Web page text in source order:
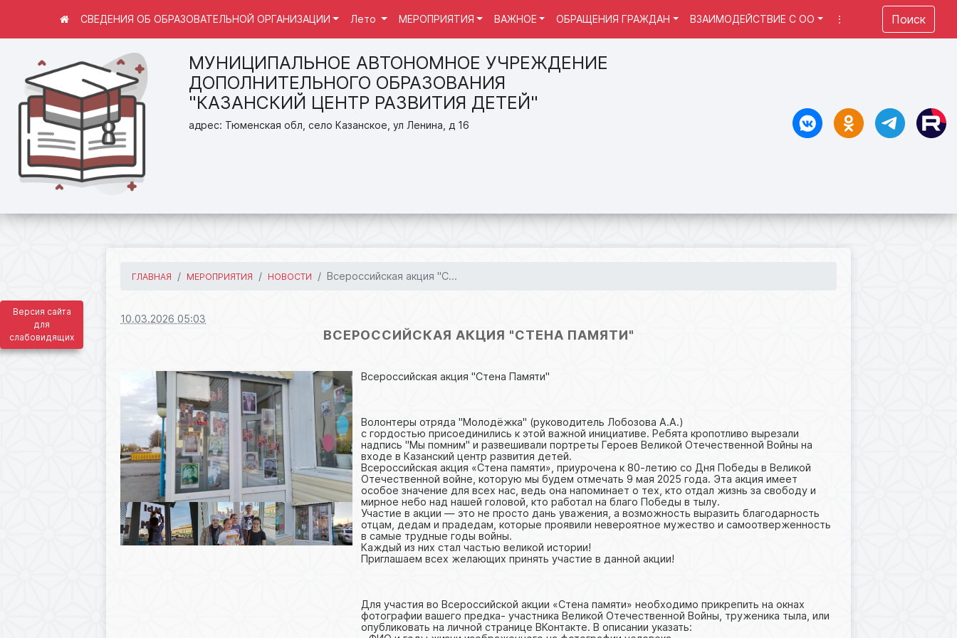
Версия сайта
для
слабовидящих
МУНИЦИПАЛЬНОЕ АВТОНОМНОЕ УЧРЕЖДЕНИЕ
ДОПОЛНИТЕЛЬНОГО ОБРАЗОВАНИЯ
"КАЗАНСКИЙ ЦЕНТР РАЗВИТИЯ ДЕТЕЙ"
адрес: Тюменская обл, село Казанское, ул Ленина, д 16
СВЕДЕНИЯ ОБ ОБРАЗОВАТЕЛЬНОЙ ОРГАНИЗАЦИИ Лето МЕРОПРИЯТИЯ ВАЖНОЕ ОБРАЩЕНИЯ ГРАЖДАН ВЗАИМОДЕЙСТВИЕ С ОО ⋮ Поиск
ГЛАВНАЯ МЕРОПРИЯТИЯ НОВОСТИ Всероссийская акция "С...
10.03.2026 05:03
ВСЕРОССИЙСКАЯ АКЦИЯ "СТЕНА ПАМЯТИ"
Всероссийская акция "Стена Памяти"
Волонтеры отряда "Молодёжка" (руководитель Лобозова А.А.)
с гордостью присоединились к этой важной инициативе. Ребята кропотливо вырезали
надпись "Мы помним" и развешивали портреты Героев Великой Отечественной Войны на
входе в Казанский центр развития детей.
Всероссийская акция «Стена памяти», приурочена к 80-летию со Дня Победы в Великой
Отечественной войне, которую мы будем отмечать 9 мая 2025 года. Эта акция имеет
особое значение для всех нас, ведь она напоминает о тех, кто отдал жизнь за свободу и
мирное небо над нашей головой, кто работал на благо Победы в тылу.
Участие в акции — это не просто дань уважения, а возможность выразить благодарность
отцам, дедам и прадедам, которые проявили невероятное мужество и самоотверженность
в самые трудные годы войны.
Каждый из них стал частью великой истории!
Приглашаем всех желающих принять участие в данной акции!
Для участия во Всероссийской акции «Стена памяти» необходимо прикрепить на окнах
фотографии вашего предка- участника Великой Отечественной Войны, труженика тыла, или
опубликовать на личной странице ВКонтакте. В описании указать: